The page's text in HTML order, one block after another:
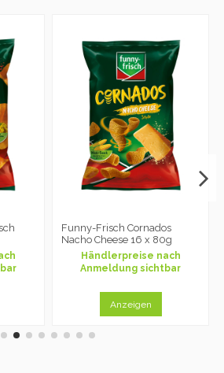
Funny-Frisch Cornados
Nacho Cheese 16 x 80g
Händlerpreise nach
Anmeldung sichtbar
Anzeigen